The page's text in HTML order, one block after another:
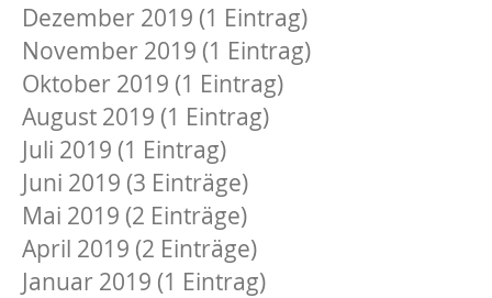
Dezember 2019 (1 Eintrag)
November 2019 (1 Eintrag)
Oktober 2019 (1 Eintrag)
August 2019 (1 Eintrag)
Juli 2019 (1 Eintrag)
Juni 2019 (3 Einträge)
Mai 2019 (2 Einträge)
April 2019 (2 Einträge)
Januar 2019 (1 Eintrag)